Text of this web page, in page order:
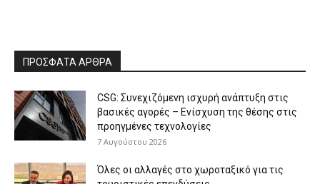
ΠΡΟΣΦΑΤΑ ΑΡΘΡΑ
CSG: Συνεχιζόμενη ισχυρή ανάπτυξη στις
βασικές αγορές – Ενίσχυση της θέσης στις
προηγμένες τεχνολογίες
7 Αυγούστου 2026
Όλες οι αλλαγές στο χωροταξικό για τις